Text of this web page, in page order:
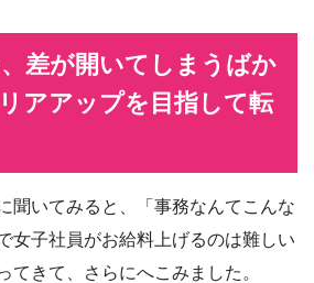
差が開いてしまうばか
アアップを目指して転
聞いてみると、「事務なんてこんな
女子社員がお給料上げるのは難しい
てきて、さらにへこみました。